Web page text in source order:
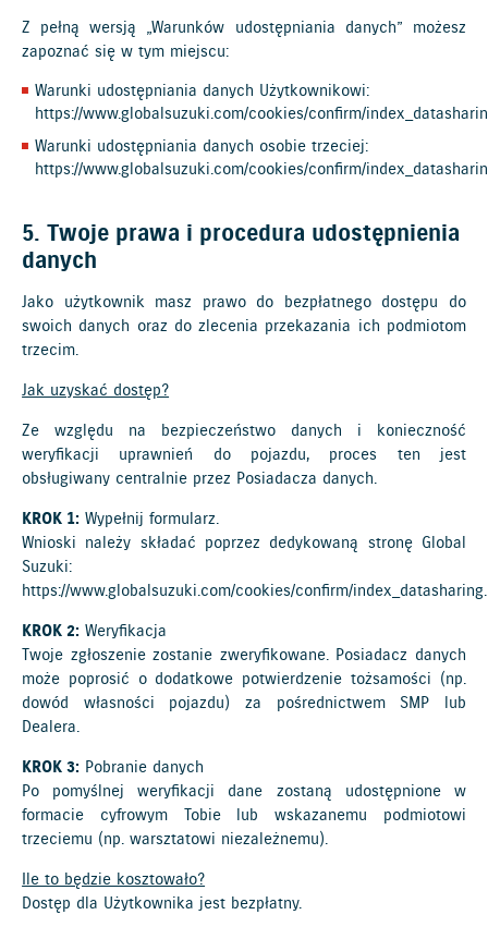
Z pełną wersją „Warunków udostępniania danych” możesz
zapoznać się w tym miejscu:
Warunki udostępniania danych Użytkownikowi:
https://www.globalsuzuki.com/cookies/confirm/
Warunki udostępniania danych osobie trzeciej:
https://www.globalsuzuki.com/cookies/confirm/
5. Twoje prawa i procedura udostępnienia
danych
Jako użytkownik masz prawo do bezpłatnego dostępu do
swoich danych oraz do zlecenia przekazania ich podmiotom
trzecim.
Jak uzyskać dostęp?
Ze względu na bezpieczeństwo danych i konieczność
weryfikacji uprawnień do pojazdu, proces ten jest
obsługiwany centralnie przez Posiadacza danych.
KROK 1: Wypełnij formularz.
Wnioski należy składać poprzez dedykowaną stronę Global
Suzuki:
https://www.globalsuzuki.com/cookies/confirm/
KROK 2: Weryfikacja
Twoje zgłoszenie zostanie zweryfikowane. Posiadacz danych
może poprosić o dodatkowe potwierdzenie tożsamości (np.
dowód własności pojazdu) za pośrednictwem SMP lub
Dealera.
KROK 3: Pobranie danych
Po pomyślnej weryfikacji dane zostaną udostępnione w
formacie cyfrowym Tobie lub wskazanemu podmiotowi
trzeciemu (np. warsztatowi niezależnemu).
Ile to będzie kosztowało?
Dostęp dla Użytkownika jest bezpłatny.